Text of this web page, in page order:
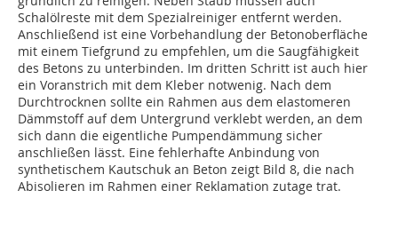
Schalölreste mit dem Spezialreiniger entfernt werden.
Anschließend ist eine Vorbehandlung der Betonoberfläche
mit einem Tiefgrund zu empfehlen, um die Saugfähigkeit
des Betons zu unterbinden. Im dritten Schritt ist auch hier
ein Voranstrich mit dem Kleber notwenig. Nach dem
Durchtrocknen sollte ein Rahmen aus dem elastomeren
Dämmstoff auf dem Untergrund verklebt werden, an dem
sich dann die eigentliche Pumpendämmung sicher
anschließen lässt. Eine fehlerhafte Anbindung von
synthetischem Kautschuk an Beton zeigt Bild 8, die nach
Abisolieren im Rahmen einer Reklamation zutage trat.